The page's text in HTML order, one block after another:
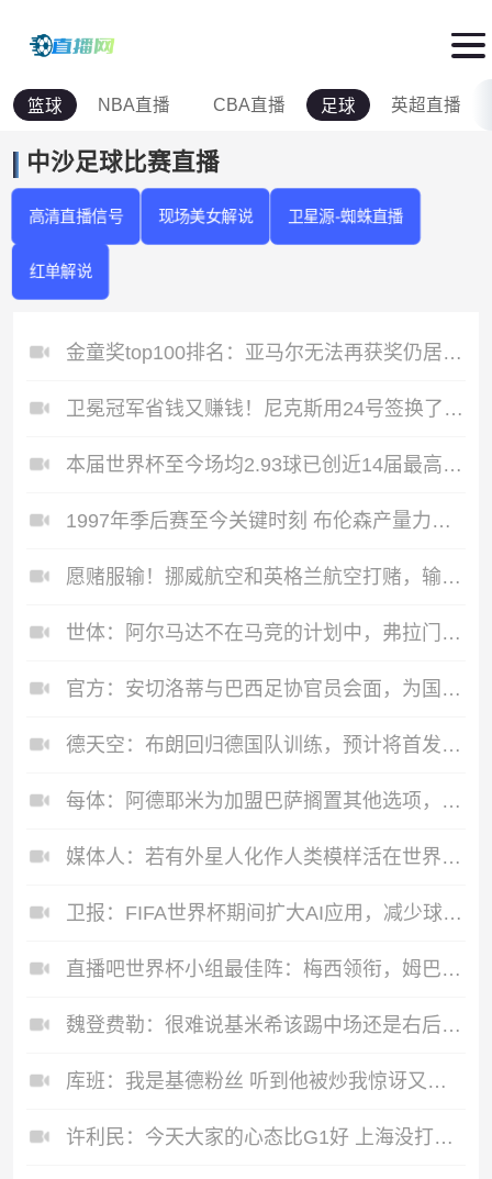
篮球 NBA直播 CBA直播 足球 英超直播
中沙足球比赛直播
高清直播信号 现场美女解说 卫星源-蜘蛛直播
红单解说
金童奖top100排名：亚马尔无法再获奖仍居首，埃斯特旺进前五
卫冕冠军省钱又赚钱！尼克斯用24号签换了5个次轮+2笔现金！
本届世界杯至今场均2.93球已创近14届最高纪录，小组赛阶段2.98球
1997年季后赛至今关键时刻 布伦森产量力压乔丹领跑 纳什效率最高
愿赌服输！挪威航空和英格兰航空打赌，输球换对方头像现已更换
世体：阿尔马达不在马竞的计划中，弗拉门戈准备报价3000万欧求购
官方：安切洛蒂与巴西足协官员会面，为国家队制定计划
德天空：布朗回归德国队训练，预计将首发出战巴拉圭
每体：阿德耶米为加盟巴萨搁置其他选项，巴萨对他的态度表示赞赏
媒体人：若有外星人化作人类模样活在世界上 那文班就是其中之一
卫报：FIFA世界杯期间扩大AI应用，减少球员社媒接触的辱骂信息
直播吧世界杯小组最佳阵：梅西领衔，姆巴佩 登贝莱 沃齐尼亚入选
魏登费勒：很难说基米希该踢中场还是右后卫 拜仁对埃贝尔不满意
库班：我是基德粉丝 听到他被炒我惊讶又失望 但要给乌杰里机会
许利民：今天大家的心态比G1好 上海没打好但实力更强 后面很艰难